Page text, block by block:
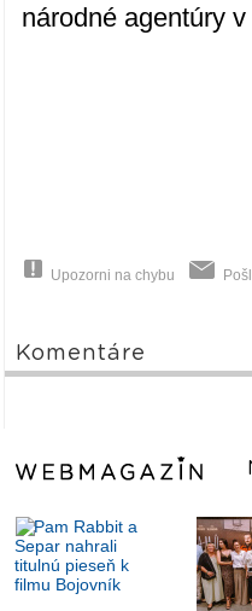
národné agentúry
Upozorni na chybu
Komentáre